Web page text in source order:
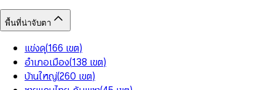
พื้นที่น่าจับตา
แข่งดุ(166 เขต)
อำเภอเมือง(138 เขต)
บ้านใหญ่(260 เขต)